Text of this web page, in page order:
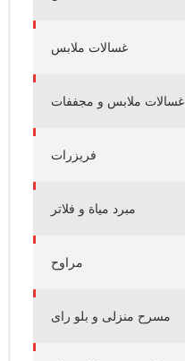
غسالات ملابس
غسالات ملابس و مجففات
فريزرات
مبرد مياة و فلاتر
مراوح
مسرح منزلى و بلو راى